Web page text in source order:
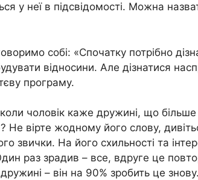
у неї в підсвідомості. Можна
собі: «Спочатку потрібно
відносини. Але дізнатися
програму.
чоловік каже дружині, що
Не вірте жодному його слову,
звички. На його схильності та
раз зрaдив – все, вдруге це
– він на 90% зробить це